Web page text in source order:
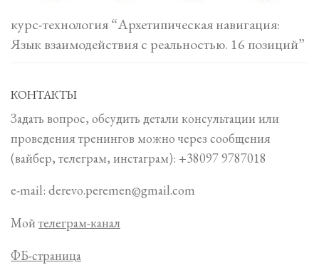
курс-технология “Архетипическая навигация:
Язык взаимодействия с реальностью. 16 позиций”
КОНТАКТЫ
Задать вопрос, обсудить детали консультации или
проведения тренингов можно через сообщения
(вайбер, телеграм, инстаграм): +38097 9787018
e-mail: derevo.peremen@gmail.com
Мой телеграм-канал
ФБ-страница